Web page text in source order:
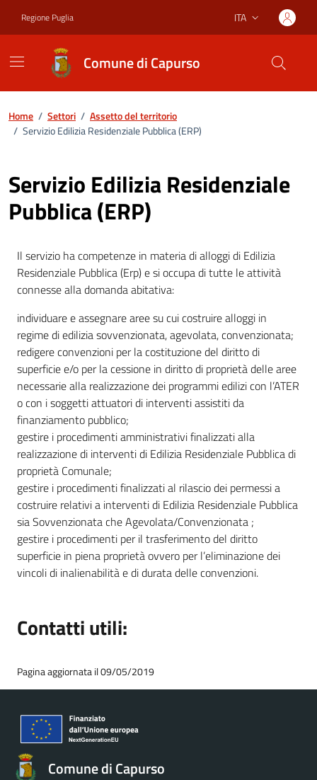
Regione Puglia Lingua attiva:
ITA
Comune di Capurso
Home / Settori / Assetto del territorio
/ Servizio Edilizia Residenziale Pubblica (ERP)
Servizio Edilizia Residenziale
Pubblica (ERP)
Il servizio ha competenze in materia di alloggi di Edilizia
Residenziale Pubblica (Erp) e si occupa di tutte le attività
connesse alla domanda abitativa:
individuare e assegnare aree su cui costruire alloggi in
regime di edilizia sovvenzionata, agevolata, convenzionata;
redigere convenzioni per la costituzione del diritto di
superficie e/o per la cessione in diritto di proprietà delle aree
necessarie alla realizzazione dei programmi edilizi con l’ATER
o con i soggetti attuatori di interventi assistiti da
finanziamento pubblico;
gestire i procedimenti amministrativi finalizzati alla
realizzazione di interventi di Edilizia Residenziale Pubblica di
proprietà Comunale;
gestire i procedimenti finalizzati al rilascio dei permessi a
costruire relativi a interventi di Edilizia Residenziale Pubblica
sia Sovvenzionata che Agevolata/Convenzionata ;
gestire i procedimenti per il trasferimento del diritto
superficie in piena proprietà ovvero per l’eliminazione dei
vincoli di inalienabilità e di durata delle convenzioni.
Contatti utili:
Pagina aggiornata il 09/05/2019
Comune di Capurso